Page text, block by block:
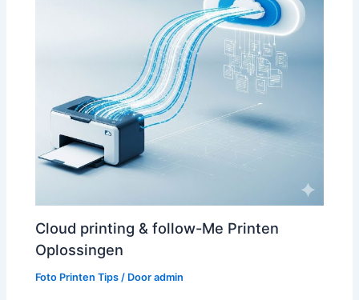
Cloud printing & follow-Me Printen
Oplossingen
Foto Printen Tips / Dooradmin